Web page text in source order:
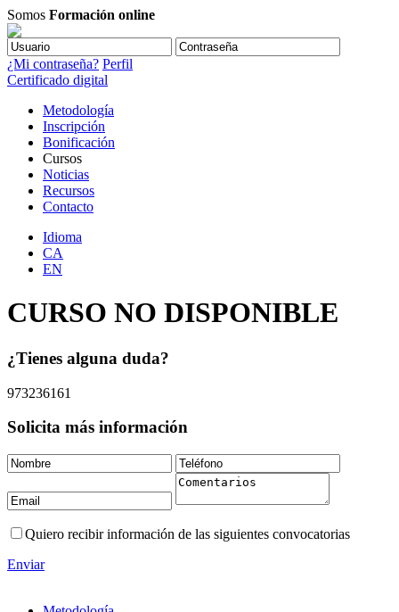
Somos Formación online
¿Mi contraseña? Perfil
Certificado digital
Metodología
Inscripción
Bonificación
Cursos
Noticias
Recursos
Contacto
Idioma
CA
EN
CURSO NO DISPONIBLE
¿Tienes alguna duda?
973236161
Solicita más información
Quiero recibir información de las siguientes convocatorias
Enviar